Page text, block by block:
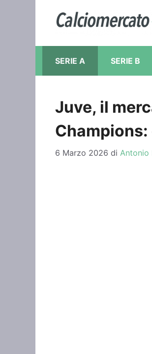
contenuto
SERIE A SERIE B
Juve, il
6 Marzo 2026 di Antonio